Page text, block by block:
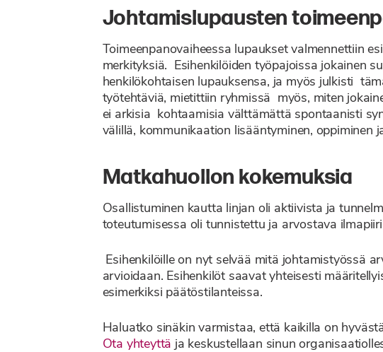
Johtamislupausten
Toimeenpanovaiheessa lupaukset valmennettiin
merkityksiä. Esihenkilöiden työpajoissa jokainen
henkilökohtaisen lupauksensa, ja myös julkisti
työtehtäviä, mietittiin ryhmissä myös, miten
ei arkisia kohtaamisia välttämättä spontaanisti
välillä, kommunikaation lisääntyminen, oppiminen
Matkahuollon kokemuksia
Osallistuminen kautta linjan oli aktiivista ja
toteutumisessa oli tunnistettu ja arvostava
Esihenkilöille on nyt selvää mitä johtamistyössä
arvioidaan. Esihenkilöt saavat yhteisesti
esimerkiksi päätöstilanteissa.
Haluatko sinäkin varmistaa, että kaikilla on
Ota yhteyttä ja keskustellaan sinun